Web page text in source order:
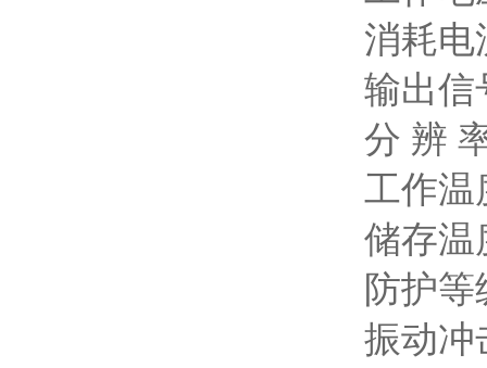
消耗电
输出
分 辨
工作
储存
防护等
振动冲